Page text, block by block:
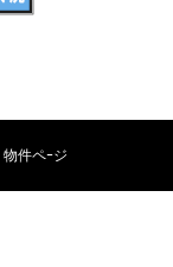
件ペｰジ